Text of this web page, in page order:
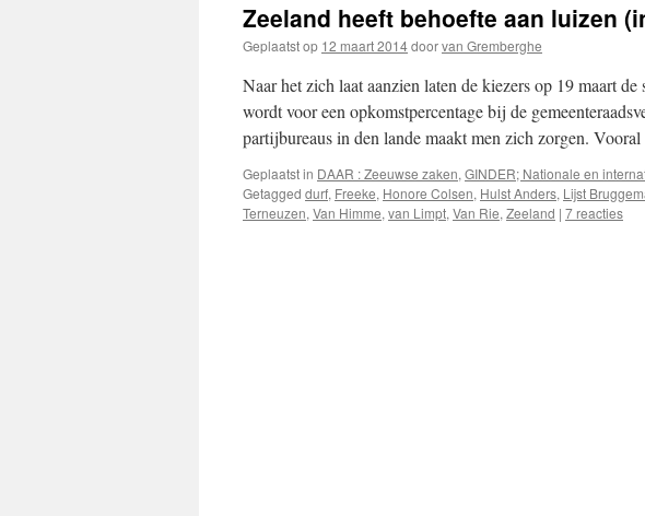
Zeeland heeft behoefte aan luizen
Geplaatst op 12 maart 2014doorvan Gremberghe
Naar het zich laat aanzien laten de kiezers op 19 maart
wordt voor een opkomstpercentage bij de
partijbureaus in den lande maakt men zich zorgen.
Geplaatst in DAAR : Zeeuwse zaken, GINDER; Nationale en
Getagged durf, Freeke, Honore Colsen, Hulst Anders, Lijst
Terneuzen, Van Himme, van Limpt, Van Rie, Zeeland | 7 reacties